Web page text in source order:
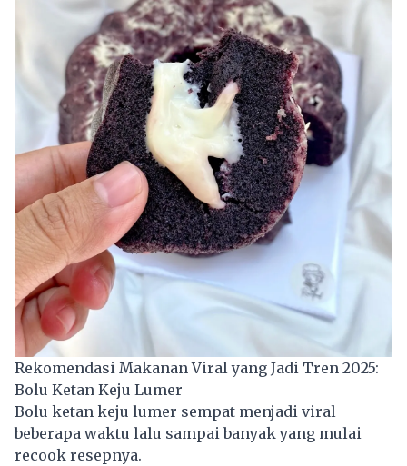
Rekomendasi Makanan Viral yang Jadi Tren 2025:
Bolu Ketan Keju Lumer
Bolu ketan keju lumer sempat menjadi viral
beberapa waktu lalu sampai banyak yang mulai
recook resepnya.